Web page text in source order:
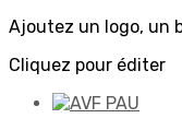
Ajoutez un logo, un
Cliquez pour éditer